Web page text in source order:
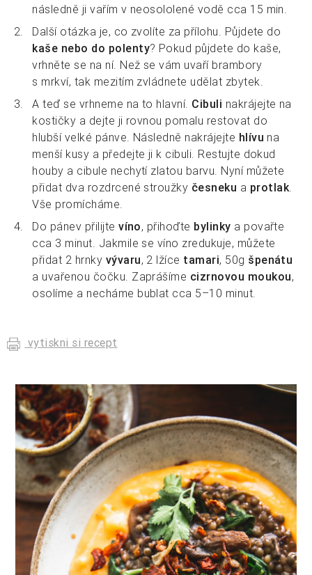
následně ji vařím v neosololené vodě cca 15 min.
Další otázka je, co zvolíte za přílohu. Půjdete do
kaše nebo do polenty? Pokud půjdete do kaše,
vrhněte se na ní. Než se vám uvaří brambory
s mrkví, tak mezitím zvládnete udělat zbytek.
A teď se vrhneme na to hlavní. Cibuli nakrájejte na
kostičky a dejte ji rovnou pomalu restovat do
hlubší velké pánve. Následně nakrájejte hlívu na
menší kusy a předejte ji k cibuli. Restujte dokud
houby a cibule nechytí zlatou barvu. Nyní můžete
přidat dva rozdrcené stroužky česneku a protlak.
Vše promícháme.
Do pánev přilijtevíno, přihoďte bylinky a povařte
cca 3 minut. Jakmile se víno zredukuje, můžete
přidat 2 hrnky vývaru, 2 lžíce tamari, 50g špenátu
a uvařenou čočku. Zaprášíme cizrnovou moukou,
osolíme a necháme bublat cca 5–10 minut.
vytiskni si recept